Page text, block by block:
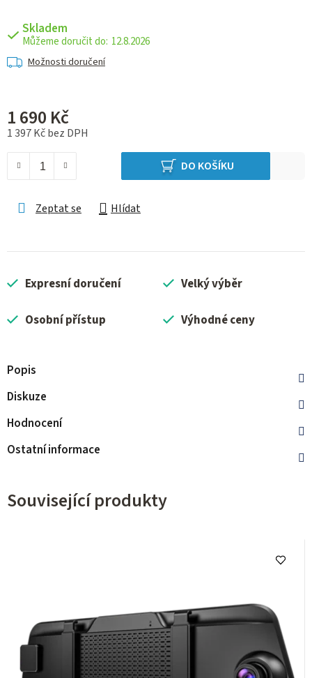
Skladem
12.8.2026
Možnosti doručení
1 690 Kč
1 397 Kč bez DPH
DO KOŠÍKU
Zeptat se Hlídat
Expresní doručení Velký výběr
Osobní přístup Výhodné ceny
Popis
Diskuze
Hodnocení
Ostatní informace
Související produkty